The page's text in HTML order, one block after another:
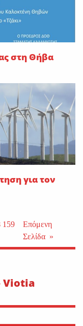
στη Θήβα
για τον
159
Επόμενη
Σελίδα »
Viotia